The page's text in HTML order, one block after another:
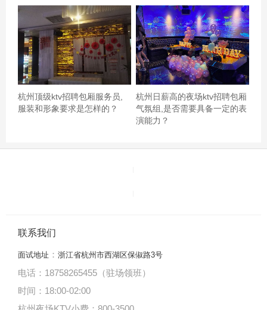
环境不错，小伙子们也很热情，只是里面的物价有点高，
如果有改善就更好了！杭州知名的夜场ktv招聘包厢服务员,
招聘联系方式是什么
杭州顶级ktv招聘包厢服务员,
服装和形象要求是怎样的？
杭州日薪高的夜场ktv招聘包厢
气氛组,是否需要具备一定的表
演能力？
联系我们
面试地址 ： 浙江省杭州市西湖区保俶路3号
电话：18758265455（驻场领班）
时间：18:00-02:00